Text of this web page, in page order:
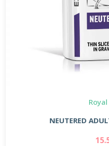
NEUTERED